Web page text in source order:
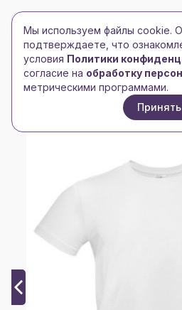
Toggle navigation
Toggle navigation
БРЕНД-ЛОГО
Главная/Футболки и майки/
Футболка мужская E190, белая
Мы используем файлы cookie.
подтверждаете, что
условия Политики
согласие на обработку
метрическими программами.
Принять